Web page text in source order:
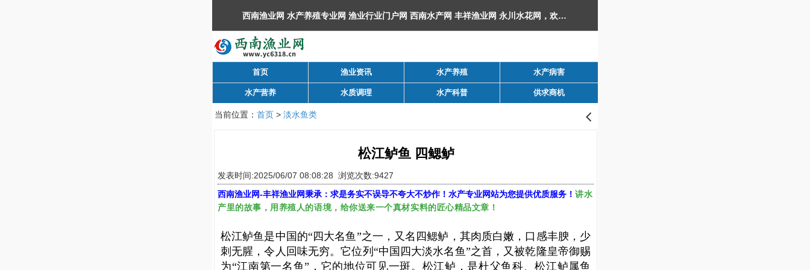
西南渔业网 水产养殖专业网 渔业行业门户网 ​西南水产网 丰祥渔业网 永川水花网，欢迎光临！
首页 渔业资讯 水产养殖 水产病害
水产营养 水质调理 水产科普 供求商机
当前位置： 首页 > 淡水鱼类 󰊒
松江鲈鱼 四鳃鲈
发表时间:2025/06/07 08:08:28 浏览次数:9427
西南渔业网-丰祥渔业网秉承：求是务实不误导不夸大不炒作！水产专业网站为您提供优质服务！ 讲水
产里的故事，用养殖人的语境，给你送来一个真材实料的匠心精品文章！
松江鲈鱼是中国的“四大名鱼”之一，又名四鳃鲈，其肉质白嫩，口感丰腴，少
刺无腥，令人回味无穷。它位列“中国四大淡水名鱼”之首，又被乾隆皇帝御赐
为“江南第一名鱼”，它的地位可见一斑。 松江鲈，是杜父鱼科、松江鲈属鱼